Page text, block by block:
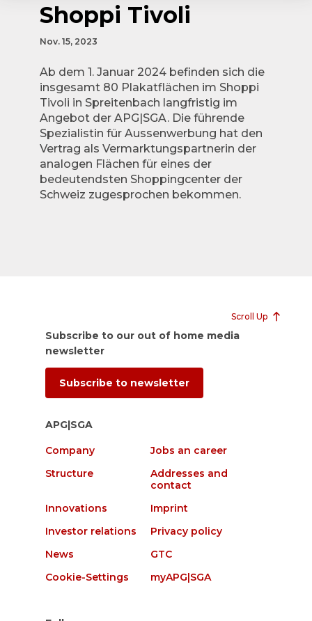
Shoppi Tivoli
Nov. 15, 2023
Ab dem 1. Januar 2024 befinden sich die
insgesamt 80 Plakatflächen im Shoppi
Tivoli in Spreitenbach langfristig im
Angebot der APG|SGA. Die führende
Spezialistin für Aussenwerbung hat den
Vertrag als Vermarktungspartnerin der
analogen Flächen für eines der
bedeutendsten Shoppingcenter der
Schweiz zugesprochen bekommen.
Scroll Up
Subscribe to our out of home media
newsletter
Subscribe to newsletter
APG|SGA
Company
Jobs an career
Structure
Addresses and
contact
Innovations
Imprint
Investor relations
Privacy policy
News
GTC
Cookie-Settings
myAPG|SGA